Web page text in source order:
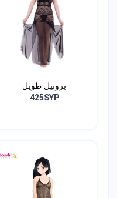
بروتيل طويل
425SYP